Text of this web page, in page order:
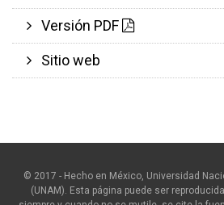
Versión PDF
Sitio web
© 2017 - Hecho en México, Universidad
(UNAM). Esta página puede ser